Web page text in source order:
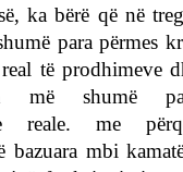
ka bërë që në
para përmes
të prodhimeve
më shumë
reale. me
bazuara mbi